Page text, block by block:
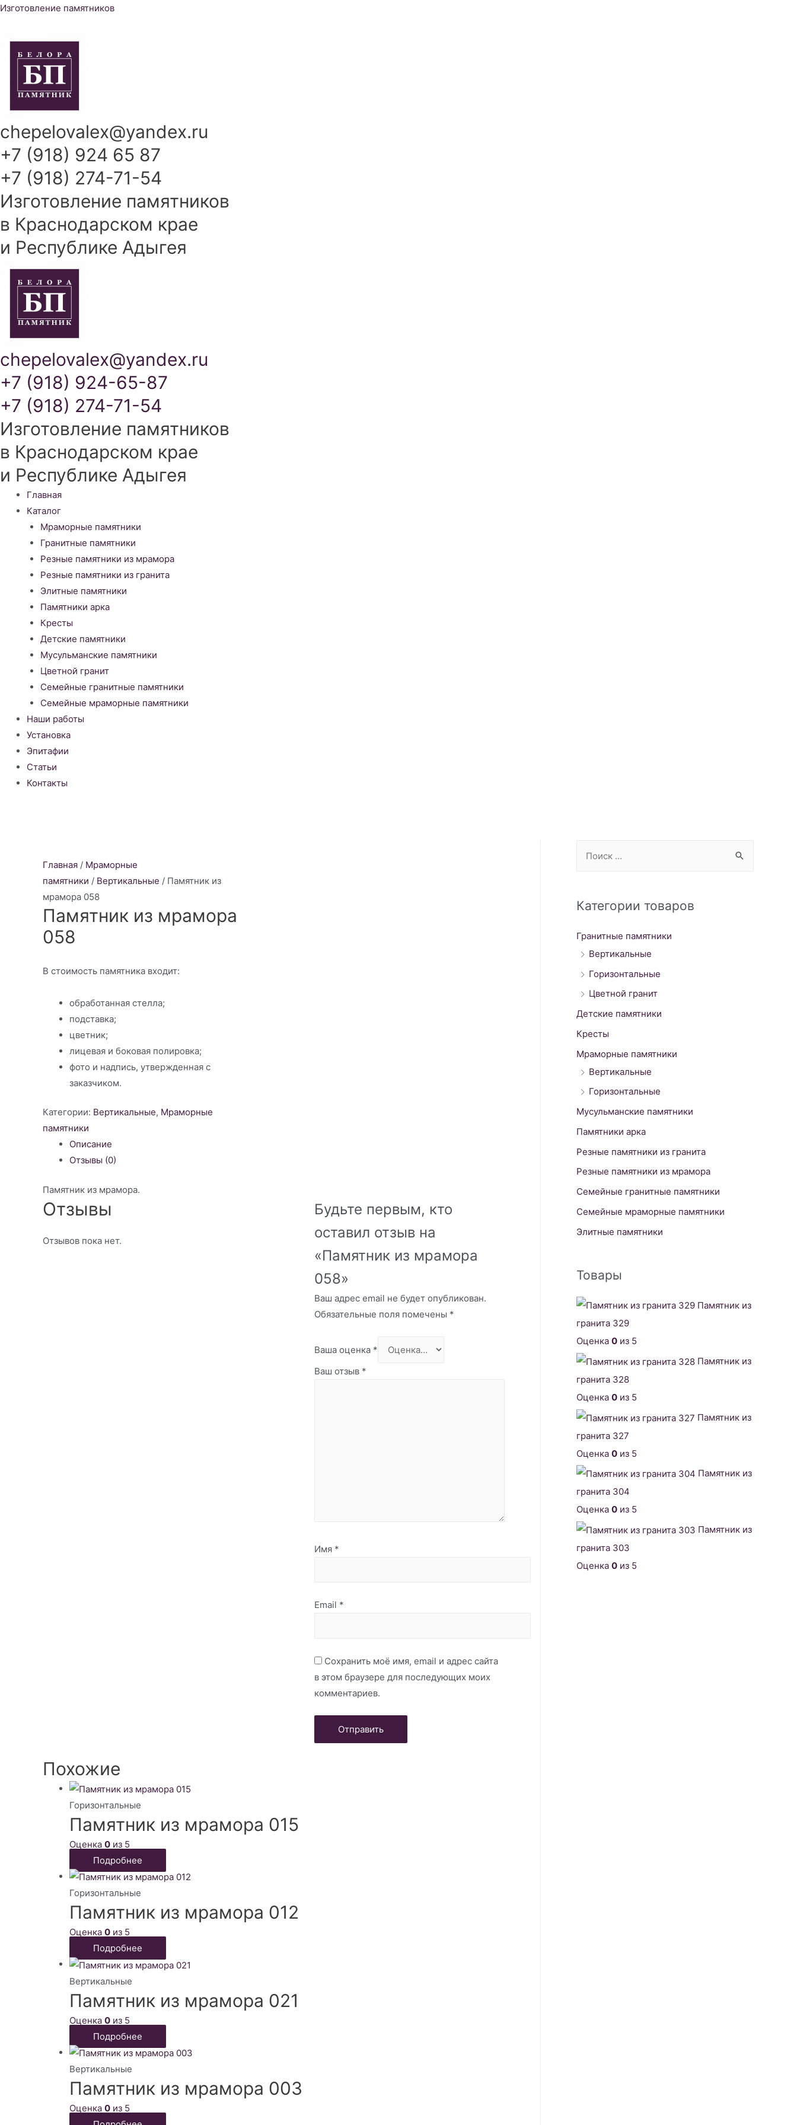
Перейти
содержимому
Изготовление памятников
chepelovalex@yandex.ru
+7 (918) 924 65 87
+7 (918) 274-71-54
Изготовление памятников
в Краснодарском крае
и Республике Адыгея
chepelovalex@yandex.ru
+7 (918) 924-65-87
+7 (918) 274-71-54
Изготовление памятников
в Краснодарском крае
и Республике Адыгея
Меню
Главная
Каталог
Мраморные памятники
Гранитные памятники
Резные памятники из мрамора
Резные памятники из гранита
Элитные памятники
Памятники арка
Кресты
Детские памятники
Мусульманские памятники
Цветной гранит
Семейные гранитные памятники
Семейные мраморные памятники
Наши работы
Установка
Эпитафии
Статьи
Контакты
Главная / Мраморные
памятники / Вертикальные / Памятник из
мрамора 058
Памятник из мрамора
058
В стоимость памятника входит:
обработанная стелла;
подставка;
цветник;
лицевая и боковая полировка;
фото и надпись, утвержденная с
заказчиком.
Категории: Вертикальные, Мраморные
памятники
Описание
Отзывы (0)
Памятник из мрамора.
Отзывы
Отзывов пока нет.
Будьте первым, кто
оставил отзыв на
«Памятник из мрамора
058»
Ваш адрес email не будет опубликован.
Обязательные поля помечены *
Ваша оценка *
Ваш отзыв *
Имя *
Email *
Сохранить моё имя, email и адрес сайта
в этом браузере для последующих моих
комментариев.
Похожие
Горизонтальные
Памятник из мрамора 015
Оценка 0 из 5
Подробнее
Горизонтальные
Памятник из мрамора 012
Оценка 0 из 5
Подробнее
Вертикальные
Памятник из мрамора 021
Оценка 0 из 5
Подробнее
Вертикальные
Памятник из мрамора 003
Оценка 0 из 5
r
h
:
Категории товаров
Гранитные памятники
Вертикальные
Горизонтальные
Цветной гранит
Детские памятники
Кресты
Мраморные памятники
Вертикальные
Горизонтальные
Мусульманские памятники
Памятники арка
Резные памятники из гранита
Резные памятники из мрамора
Семейные гранитные памятники
Семейные мраморные памятники
Элитные памятники
Товары
Памятник из
гранита 329
Оценка 0 из 5
Памятник из
гранита 328
Оценка 0 из 5
Памятник из
гранита 327
Оценка 0 из 5
Памятник из
гранита 304
Оценка 0 из 5
Памятник из
гранита 303
Оценка 0 из 5